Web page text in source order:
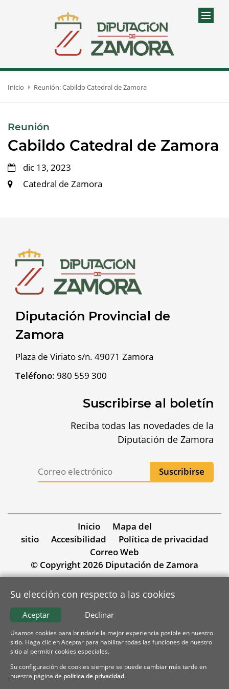
Inicio Reunión: Cabildo Catedral de Zamora
Reunión
Cabildo Catedral de Zamora
dic 13, 2023
Catedral de Zamora
Diputación Provincial de
Zamora
Plaza de Viriato s/n. 49071 Zamora
Teléfono: 980 559 300
Suscribirse al boletín
Reciba todas las novedades de la
Diputación de Zamora
Inicio
Mapa del
sitio
Accesibilidad
Política de privacidad
Correo Web
© Copyright 2026 Diputación de Zamora
Su elección con respecto a las cookies
Declinar
Aceptar
Usamos cookies para brindarle la mejor experiencia posible en nuestro
sitio. Haga clic en Aceptar para habilitar todas las funciones de nuestro
sitio al permitir cookies especiales.
Su configuración de cookies siempre se puede cambiar más tarde en
nuestra página de política de privacidad.